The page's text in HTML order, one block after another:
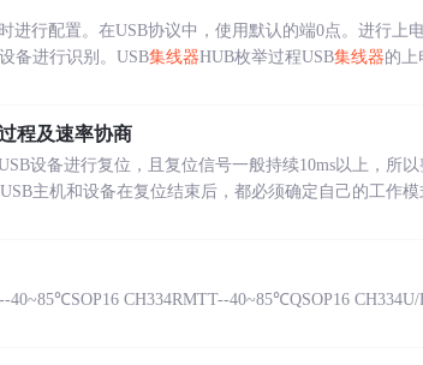
进行配置。在USB协议中，使用默认的端0点。进行上
备进行识别。USB集线器HUB枚举过程USB集线器的上
程及速率协商
设备进行复位，且复位信号一般持续10ms以上，所
主机和设备在复位结束后，都必须确定自己的工作
CH334RMTT--40~85℃QSOP16